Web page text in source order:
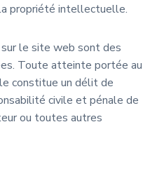
propriété intellectuelle.
le site web sont des
Toute atteinte portée au
constitue un délit de
civile et pénale de
ou toutes autres